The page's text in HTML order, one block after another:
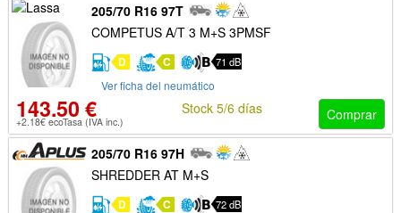
205/70 R16 97T
COMPETUS A/T 3 M+S 3PMSF
D C 71 dB
Ver ficha del neumático
143.50 €
+2.18€ ecoTasa (IVA inc.) Comprar
Stock 5/6 días
205/70 R16 97H
SHREDDER AT M+S
D C 72 dB